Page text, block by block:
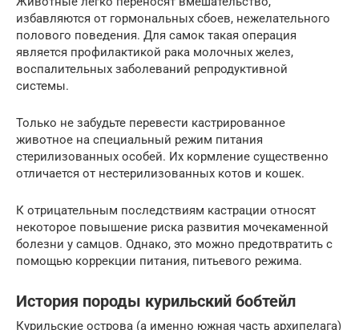
избавляются от гормональных сбоев, нежелательного
полового поведения. Для самок такая операция
является профилактикой рака молочных желез,
воспалительных заболеваний репродуктивной
системы.
Только не забудьте перевести кастрированное
животное на специальный режим питания
стерилизованных особей. Их кормление существенно
отличается от нестерилизованных котов и кошек.
К отрицательным последствиям кастрации относят
некоторое повышение риска развития мочекаменной
болезни у самцов. Однако, это можно предотвратить с
помощью коррекции питания, питьевого режима.
История породы курильский бобтейл
Курильские острова (а именно южная часть архипелага)